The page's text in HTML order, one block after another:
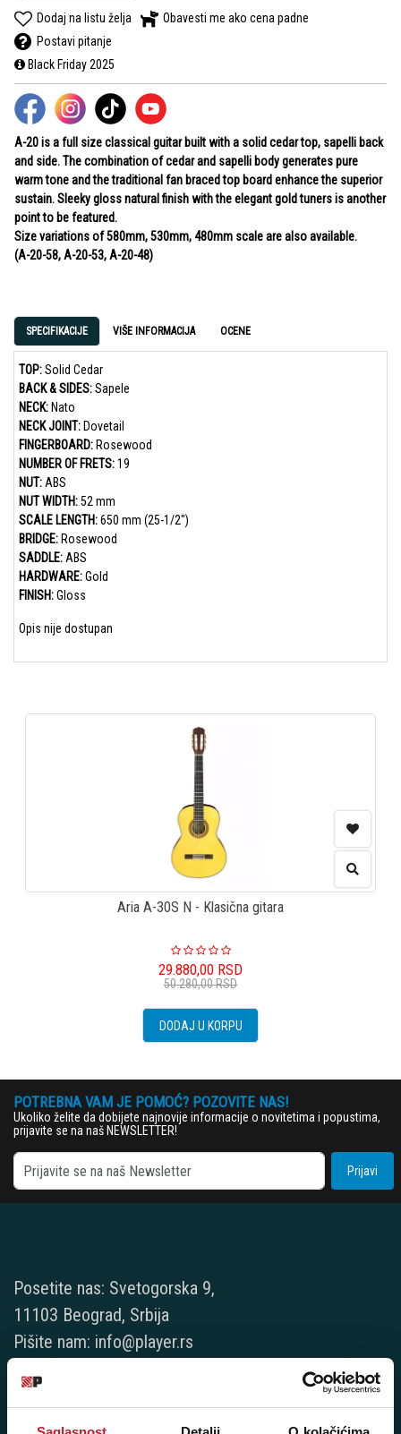
Dodaj na listu želja
Obavesti me ako cena padne
Postavi pitanje
Black Friday 2025
A-20 is a full size classical guitar built with a solid cedar top, sapelli back
and side. The combination of cedar and sapelli body generates pure
warm tone and the traditional fan braced top board enhance the superior
sustain. Sleeky gloss natural finish with the elegant gold tuners is another
point to be featured.
Size variations of 580mm, 530mm, 480mm scale are also available.
(A-20-58, A-20-53, A-20-48)
SPECIFIKACIJE VIŠE INFORMACIJA OCENE
TOP:Solid Cedar
BACK & SIDES:Sapele
NECK: Nato
NECK JOINT: Dovetail
FINGERBOARD: Rosewood
NUMBER OF FRETS:19
NUT: ABS
NUT WIDTH:52 mm
SCALE LENGTH:650 mm (25-1/2″)
BRIDGE: Rosewood
SADDLE: ABS
HARDWARE:Gold
FINISH:Gloss
Opis nije dostupan
Aria A-30S N - Klasična gitara
29.880,00 RSD
50.280,00RSD
DODAJ U KORPU
POTREBNA VAM JE POMOĆ? POZOVITE NAS!
Ukoliko želite da dobijete najnovije informacije o novitetima i popustima,
prijavite se na naš NEWSLETTER!
Prijavi
Posetite nas: Svetogorska 9,
11103 Beograd, Srbija
Pišite nam: info@player.rs